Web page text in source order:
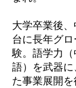
大学卒業後
台に長年グ
験。語学力
語）を武器
た事業展開を